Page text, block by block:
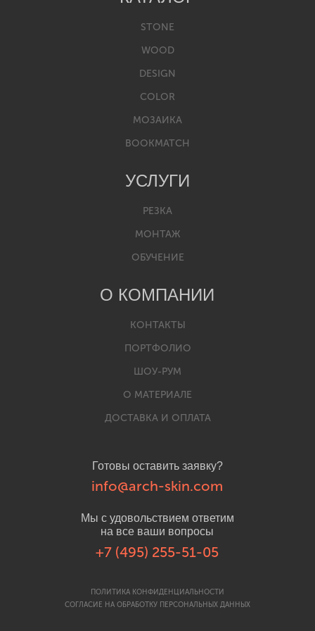
Готовы оставить заявку?
info@arch-skin.com
Мы с удовольствием ответим
на все ваши вопросы
+7 (495) 255-51-05
ПОЛИТИКА КОНФИДЕНЦИАЛЬНОСТИ
СОГЛАСИЕ НА ОБРАБОТКУ ПЕРСОНАЛЬНЫХ ДАННЫХ
STONE
WOOD
DESIGN
COLOR
МОЗАИКА
BOOKMATCH
УСЛУГИ
РЕЗКА
МОНТАЖ
ОБУЧЕНИЕ
О КОМПАНИИ
КОНТАКТЫ
ПОРТФОЛИО
ШОУ-РУМ
О МАТЕРИАЛЕ
ДОСТАВКА И ОПЛАТА